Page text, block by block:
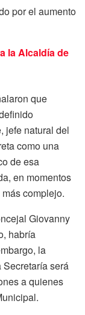
por el aumento
la Alcaldía de
que
jefe natural del
como una
de esa
en momentos
complejo.
Giovanny
habría
la
Secretaría será
a quienes